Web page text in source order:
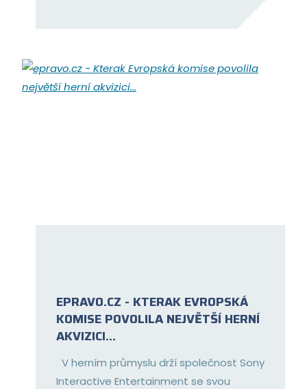
EPRAVO.CZ - KTERAK EVROPSKÁ
KOMISE POVOLILA NEJVĚTŠÍ HERNÍ
AKVIZICI...
V herním průmyslu drží společnost Sony
Interactive Entertainment se svou